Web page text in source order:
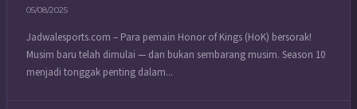
05/08/2025
Jadwalesports.com – Para pemain Honor of Kings (HoK) bersorak!
Musim baru telah dimulai — dan bukan sembarang musim. Season 10
menjadi tonggak penting dalam...